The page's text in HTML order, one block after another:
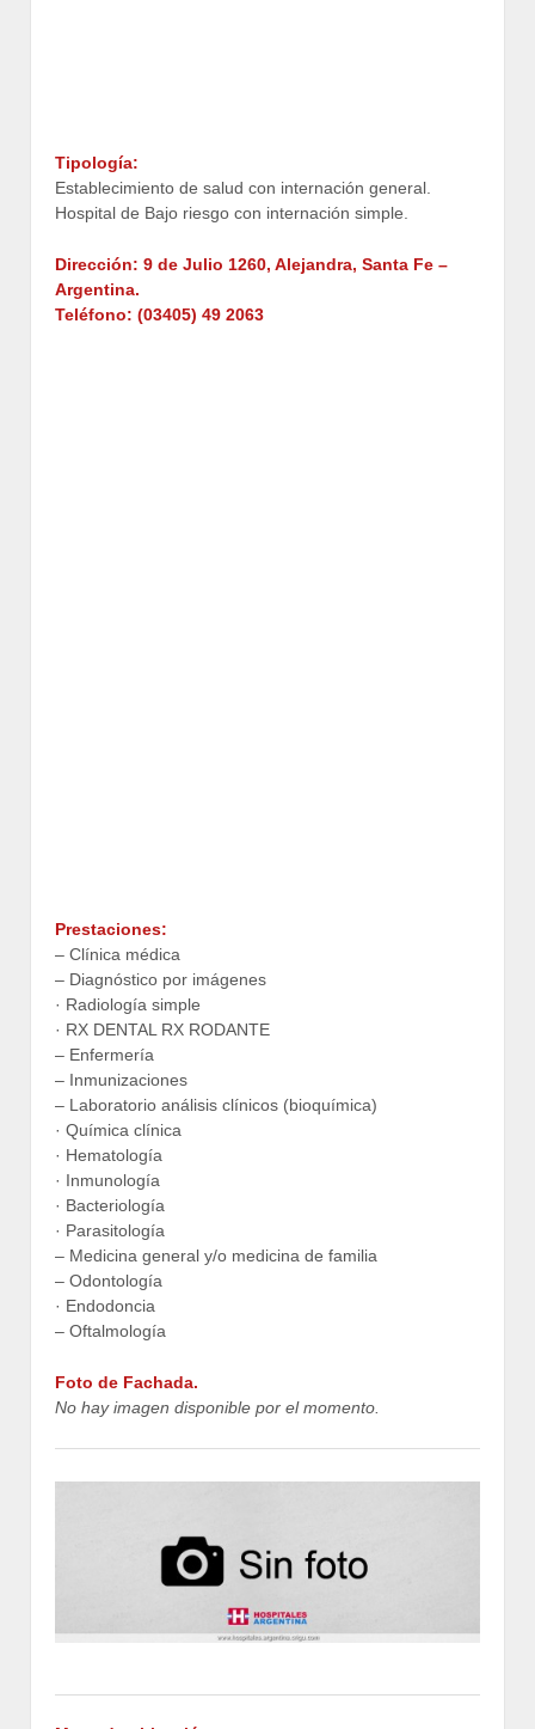
Tipología:
Establecimiento de salud con internación general.
Hospital de Bajo riesgo con internación simple.
Dirección: 9 de Julio 1260, Alejandra, Santa Fe –
Argentina.
Teléfono: (03405) 49 2063
Prestaciones:
– Clínica médica
– Diagnóstico por imágenes
· Radiología simple
· RX DENTAL RX RODANTE
– Enfermería
– Inmunizaciones
– Laboratorio análisis clínicos (bioquímica)
· Química clínica
· Hematología
· Inmunología
· Bacteriología
· Parasitología
– Medicina general y/o medicina de familia
– Odontología
· Endodoncia
– Oftalmología
Foto de Fachada.
No hay imagen disponible por el momento.